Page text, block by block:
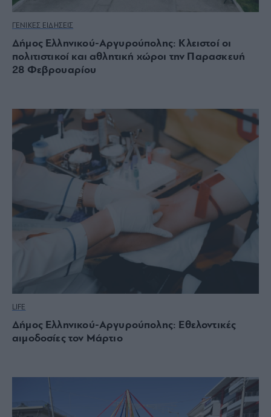
ΓΕΝΙΚΕΣ ΕΙΔΗΣΕΙΣ
Δήμος Ελληνικού-Αργυρούπολης: Κλειστοί οι
πολιτιστικοί και αθλητική χώροι την Παρασκευή
28 Φεβρουαρίου
LIFE
Δήμος Ελληνικού-Αργυρούπολης: Εθελοντικές
αιμοδοσίες τον Μάρτιο